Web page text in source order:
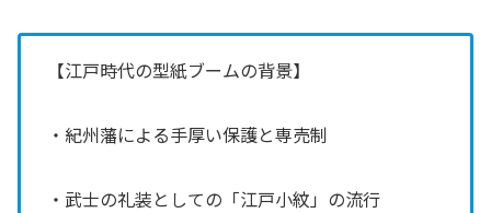
【江戸時代の型紙ブームの背景】
・紀州藩による手厚い保護と専売制
・武士の礼装としての「江戸小紋」の流行